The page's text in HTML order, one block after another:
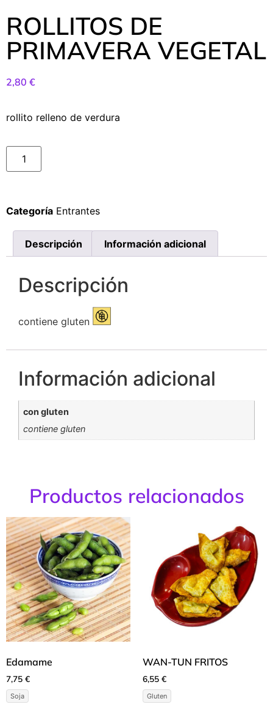
ROLLITOS DE
PRIMAVERA VEGETAL
2,80 €
rollito relleno de verdura
Categoría Entrantes
Descripción Información adicional
Descripción
contiene gluten
Información adicional
con gluten
contiene gluten
Productos relacionados
Edamame
7,75 €
Soja
WAN-TUN FRITOS
6,55 €
Gluten